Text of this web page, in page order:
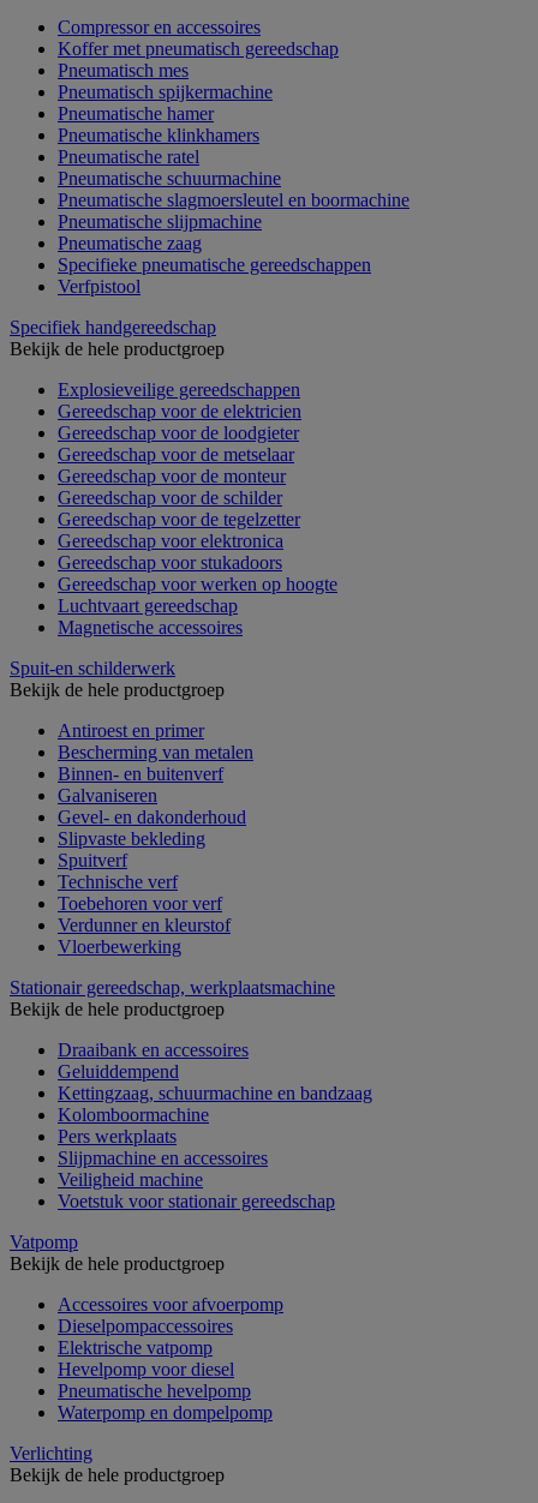
Compressor en accessoires
Koffer met pneumatisch gereedschap
Pneumatisch mes
Pneumatisch spijkermachine
Pneumatische hamer
Pneumatische klinkhamers
Pneumatische ratel
Pneumatische schuurmachine
Pneumatische slagmoersleutel en boormachine
Pneumatische slijpmachine
Pneumatische zaag
Specifieke pneumatische gereedschappen
Verfpistool
Specifiek handgereedschap
Bekijk de hele productgroep
Explosieveilige gereedschappen
Gereedschap voor de elektricien
Gereedschap voor de loodgieter
Gereedschap voor de metselaar
Gereedschap voor de monteur
Gereedschap voor de schilder
Gereedschap voor de tegelzetter
Gereedschap voor elektronica
Gereedschap voor stukadoors
Gereedschap voor werken op hoogte
Luchtvaart gereedschap
Magnetische accessoires
Spuit-en schilderwerk
Bekijk de hele productgroep
Antiroest en primer
Bescherming van metalen
Binnen- en buitenverf
Galvaniseren
Gevel- en dakonderhoud
Slipvaste bekleding
Spuitverf
Technische verf
Toebehoren voor verf
Verdunner en kleurstof
Vloerbewerking
Stationair gereedschap, werkplaatsmachine
Bekijk de hele productgroep
Draaibank en accessoires
Geluiddempend
Kettingzaag, schuurmachine en bandzaag
Kolomboormachine
Pers werkplaats
Slijpmachine en accessoires
Veiligheid machine
Voetstuk voor stationair gereedschap
Vatpomp
Bekijk de hele productgroep
Accessoires voor afvoerpomp
Dieselpompaccessoires
Elektrische vatpomp
Hevelpomp voor diesel
Pneumatische hevelpomp
Waterpomp en dompelpomp
Verlichting
Bekijk de hele productgroep